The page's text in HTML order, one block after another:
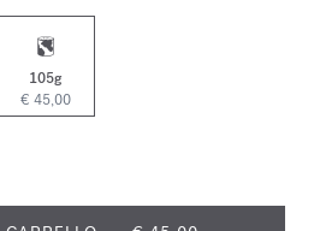
105g
€ 45,00